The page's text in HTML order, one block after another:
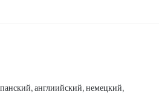
англиийский, немецкий,